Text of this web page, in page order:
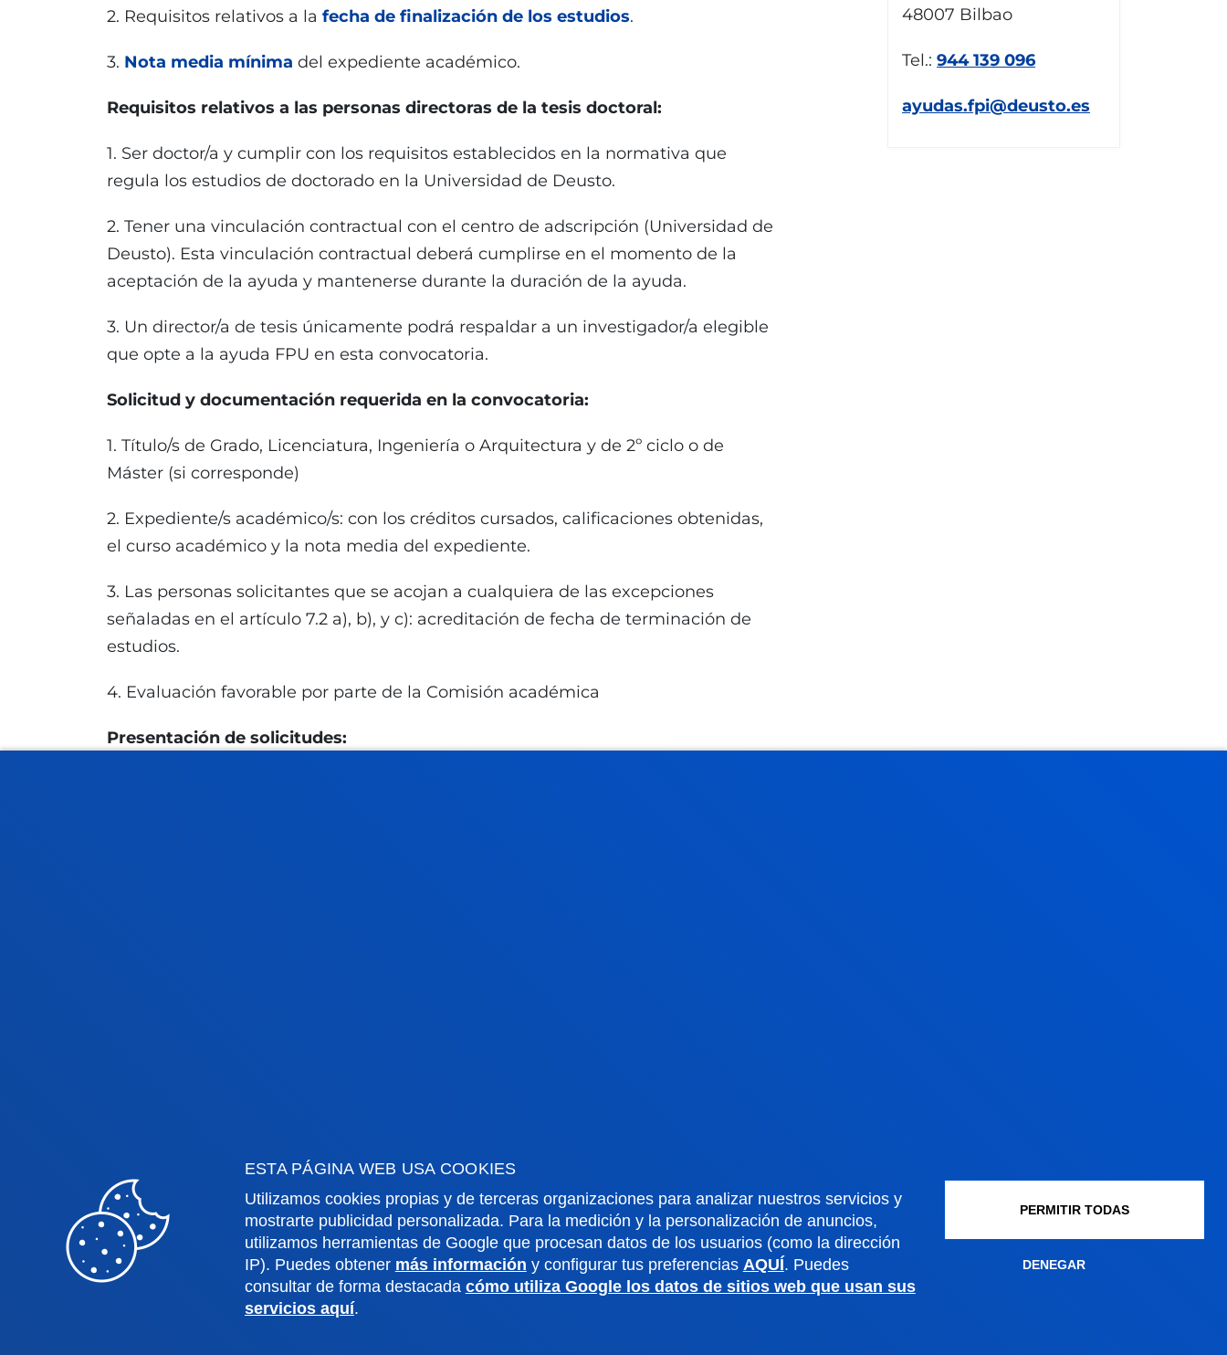
ESTA PÁGINA WEB USA COOKIES
Utilizamos cookies propias y de terceras organizaciones para analizar nuestros servicios y
mostrarte publicidad personalizada. Para la medición y la personalización de anuncios,
utilizamos herramientas de Google que procesan datos de los usuarios (como la dirección
IP). Puedes obtener más información y configurar tus preferencias AQUÍ. Puedes
consultar de forma destacada cómo utiliza Google los datos de sitios web que usan sus
servicios aquí.
PERMITIR TODAS
DENEGAR
2. Requisitos relativos a la fecha de finalización de los estudios.
3. Nota media mínima del expediente académico.
Requisitos relativos a las personas directoras de la tesis doctoral:
1. Ser doctor/a y cumplir con los requisitos establecidos en la normativa que
regula los estudios de doctorado en la Universidad de Deusto.
2. Tener una vinculación contractual con el centro de adscripción (Universidad de
Deusto). Esta vinculación contractual deberá cumplirse en el momento de la
aceptación de la ayuda y mantenerse durante la duración de la ayuda.
3. Un director/a de tesis únicamente podrá respaldar a un investigador/a elegible
que opte a la ayuda FPU en esta convocatoria.
Solicitud y documentación requerida en la convocatoria:
1. Título/s de Grado, Licenciatura, Ingeniería o Arquitectura y de 2º ciclo o de
Máster (si corresponde)
2. Expediente/s académico/s: con los créditos cursados, calificaciones obtenidas,
el curso académico y la nota media del expediente.
3. Las personas solicitantes que se acojan a cualquiera de las excepciones
señaladas en el artículo 7.2 a), b), y c): acreditación de fecha de terminación de
estudios.
4. Evaluación favorable por parte de la Comisión académica
Presentación de solicitudes:
48007 Bilbao
Tel.: 944 139 096
ayudas.fpi@deusto.es
Ciencias Sociales y Humanas
Derecho
Deusto Business School
Educación y Deporte
Ingeniería
Deusto Campus
Colegio Mayor
Deusto Alumni
Archivo universitario
Redes Sociales
Revista Deusto
Blogs
Gabinete de prensa
Admisión posgrados
Admisión doctorados
Condiciones económicas
Gestiones académicas